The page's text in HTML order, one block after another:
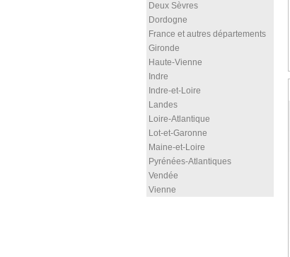
Deux Sèvres
Dordogne
France et autres départements
Gironde
Haute-Vienne
Indre
Indre-et-Loire
Landes
Loire-Atlantique
Lot-et-Garonne
Maine-et-Loire
Pyrénées-Atlantiques
Vendée
Vienne